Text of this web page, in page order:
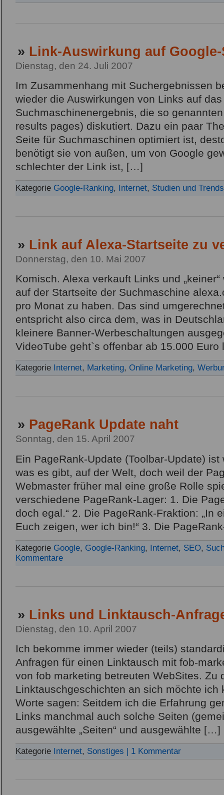
» Link-Auswirkung auf Google-
Dienstag, den 24. Juli 2007
Im Zusammenhang mit Suchergebnissen
wieder die Auswirkungen von Links auf das
Suchmaschinenergebnis, die so
results pages) diskutiert. Dazu ein paar
Seite für Suchmaschinen optimiert ist,
benötigt sie von außen, um von Google
schlechter der Link ist, […]
Kategorie Google-Ranking, Internet, Studien und Trends
» Link auf Alexa-Startseite zu
Donnerstag, den 10. Mai 2007
Komisch. Alexa verkauft Links und
auf der Startseite der Suchmaschine
pro Monat zu haben. Das sind
entspricht also circa dem, was in
kleinere Banner-Werbeschaltungen
VideoTube geht`s offenbar ab 15.000
Kategorie Internet, Marketing, Online Marketing,
» PageRank Update naht
Sonntag, den 15. April 2007
Ein PageRank-Update (Toolbar-Update)
was es gibt, auf der Welt, doch weil der
Webmaster früher mal eine große Rolle
verschiedene PageRank-Lager: 1. Die
doch egal.“ 2. Die PageRank-Fraktion: „In
Euch zeigen, wer ich bin!“ 3. Die
Kategorie Google, Google-Ranking, Internet, SEO,
Kommentare
» Links und Linktausch-
Dienstag, den 10. April 2007
Ich bekomme immer wieder (teils)
Anfragen für einen Linktausch mit fob-
von fob marketing betreuten WebSites. Zu
Linktauschgeschichten an sich möchte ich
Worte sagen: Seitdem ich die Erfahrung
Links manchmal auch solche Seiten
ausgewählte „Seiten“ und ausgewählte […]
Kategorie Internet, Sonstiges | 1 Kommentar